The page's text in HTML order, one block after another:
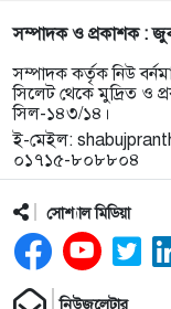
বালাউটে
পেলেন
নির্বাচিত
১০
স্থানীয়
জকিগঞ্জে
১১
মায়ের
হাজতে
১২
সম্পাদক ও প্রকাশক :
সম্পাদক কর্তৃক নিউ
সিলেট থেকে মুদ্রিত ও
সিল-১৪৩/১৪।
ই-মেইল:
০১৭১৫-৮০৮৮০৪
সোশ্যাল মিডিয়া